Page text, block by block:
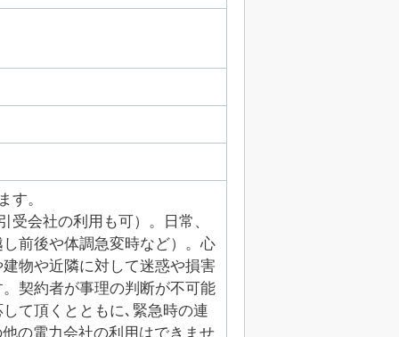
す。
会社の利用も可）。日常、
前後や体調急変時など）。心
物や近隣に対して迷惑や損害
契約者が事理の判断が不可能
て頂くとともに､緊急時の連
の電力会社の利用はできませ